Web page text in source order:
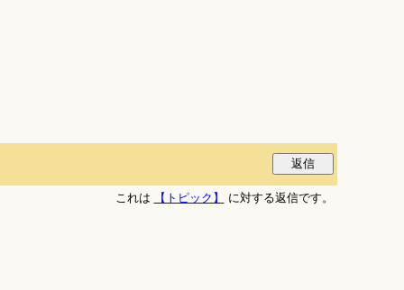
これは
【トピック】 に対する返信です。